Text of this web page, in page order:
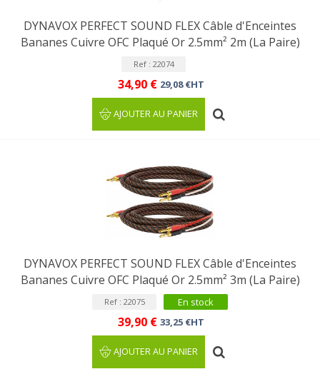
DYNAVOX PERFECT SOUND FLEX Câble d'Enceintes
Bananes Cuivre OFC Plaqué Or 2.5mm² 2m (La Paire)
Ref : 22074
34,90 € 29,08 €HT
AJOUTER AU PANIER
DYNAVOX PERFECT SOUND FLEX Câble d'Enceintes
Bananes Cuivre OFC Plaqué Or 2.5mm² 3m (La Paire)
Ref : 22075 En stock
39,90 € 33,25 €HT
AJOUTER AU PANIER